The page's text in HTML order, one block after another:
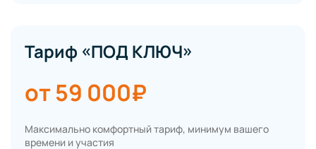
Тариф «ПОД КЛЮЧ»
от 59 000₽
Максимально комфортный тариф, минимум вашего
времени и участия